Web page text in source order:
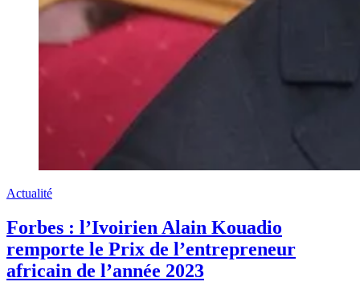
Actualité
Forbes : l’Ivoirien Alain Kouadio
remporte le Prix de l’entrepreneur
africain de l’année 2023